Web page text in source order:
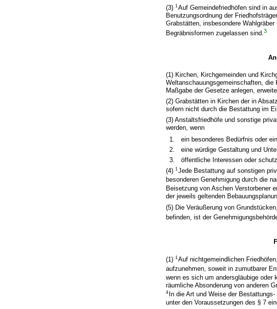
(3)1 Auf Gemeindefriedhöfen sind in
Benutzungsordnung der
Grabstätten, insbesondere
Begräbnisformen zugelassen sind.3
(1) Kirchen, Kirchgemeinden und
Weltanschauungsgemeinschaften,
Maßgabe der Gesetze anlegen,
(2) Grabstätten in Kirchen der in
sofern nicht durch die Bestattung im
(3) Anstaltsfriedhöfe und sonstige
werden, wenn
1.
ein besonderes Bedürfnis oder
2.
eine würdige Gestaltung und
3.
öffentliche Interessen oder
(4)1 Jede Bestattung auf sonstigen
besonderen Genehmigung durch die
Beisetzung von Aschen Verstorbener
der jeweils geltenden
(5) Die Veräußerung von
befinden, ist der
(1)1Auf nichtgemeindlichen
aufzunehmen, soweit in zumutbarer
wenn es sich um andersgläubige
räumliche Absonderung von anderen
4 In die Art und Weise der
unter den Voraussetzungen des § 7